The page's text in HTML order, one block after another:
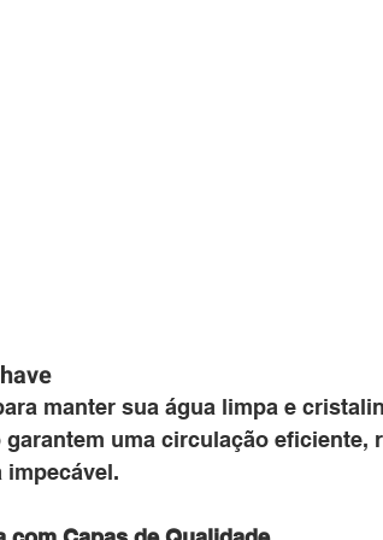
manter sua água limpa e
uma circulação eficiente,
impecável.